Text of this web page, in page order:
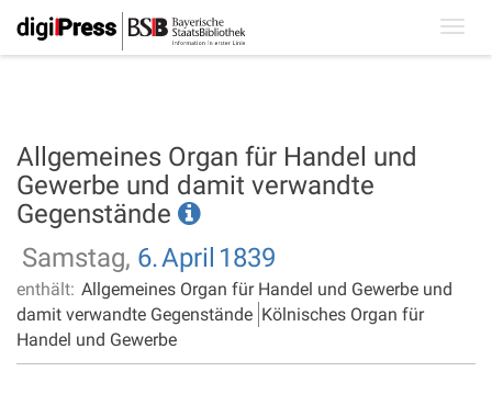
Allgemeines Organ für Handel und
Gewerbe und damit verwandte
Gegenstände
Samstag, 6.April 1839
enthält: Allgemeines Organ für Handel und Gewerbe und
damit verwandte Gegenstände Kölnisches Organ für
Handel und Gewerbe